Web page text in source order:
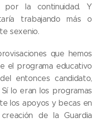
la continuidad. Y
trabajando más o
sexenio.
que hemos
el programa educativo
entonces candidato,
lo eran los programas
los apoyos y becas en
de la Guardia